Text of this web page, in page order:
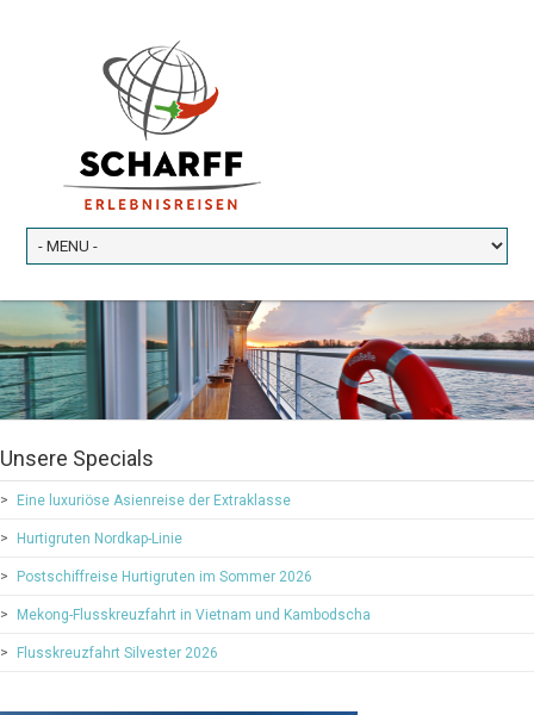
Unsere Specials
Eine luxuriöse Asienreise der Extraklasse
Hurtigruten Nordkap-Linie
Postschiffreise Hurtigruten im Sommer 2026
Mekong-Flusskreuzfahrt in Vietnam und Kambodscha
Flusskreuzfahrt Silvester 2026